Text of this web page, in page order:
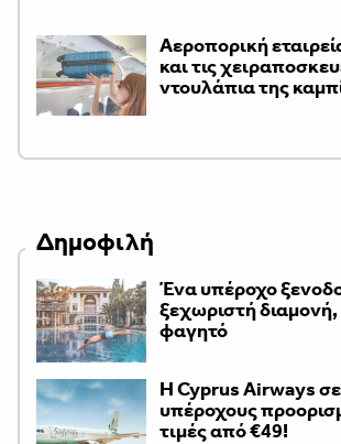
Αεροπορική
και τις
ντουλάπια της
Δημοφιλή
Ένα υπέροχο
ξεχωριστή
φαγητό
H Cyprus Airways σε
υπέροχους
τιμές από €49!